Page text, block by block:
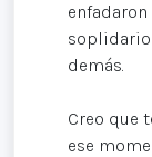
demás.
Creo que
ese